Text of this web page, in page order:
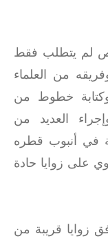
لم يتطلب فقط
من العلماء
وكتابة خطوط من
العديد من
في أنبوب قطره
على زوايا حادة
زوايا قريبة من